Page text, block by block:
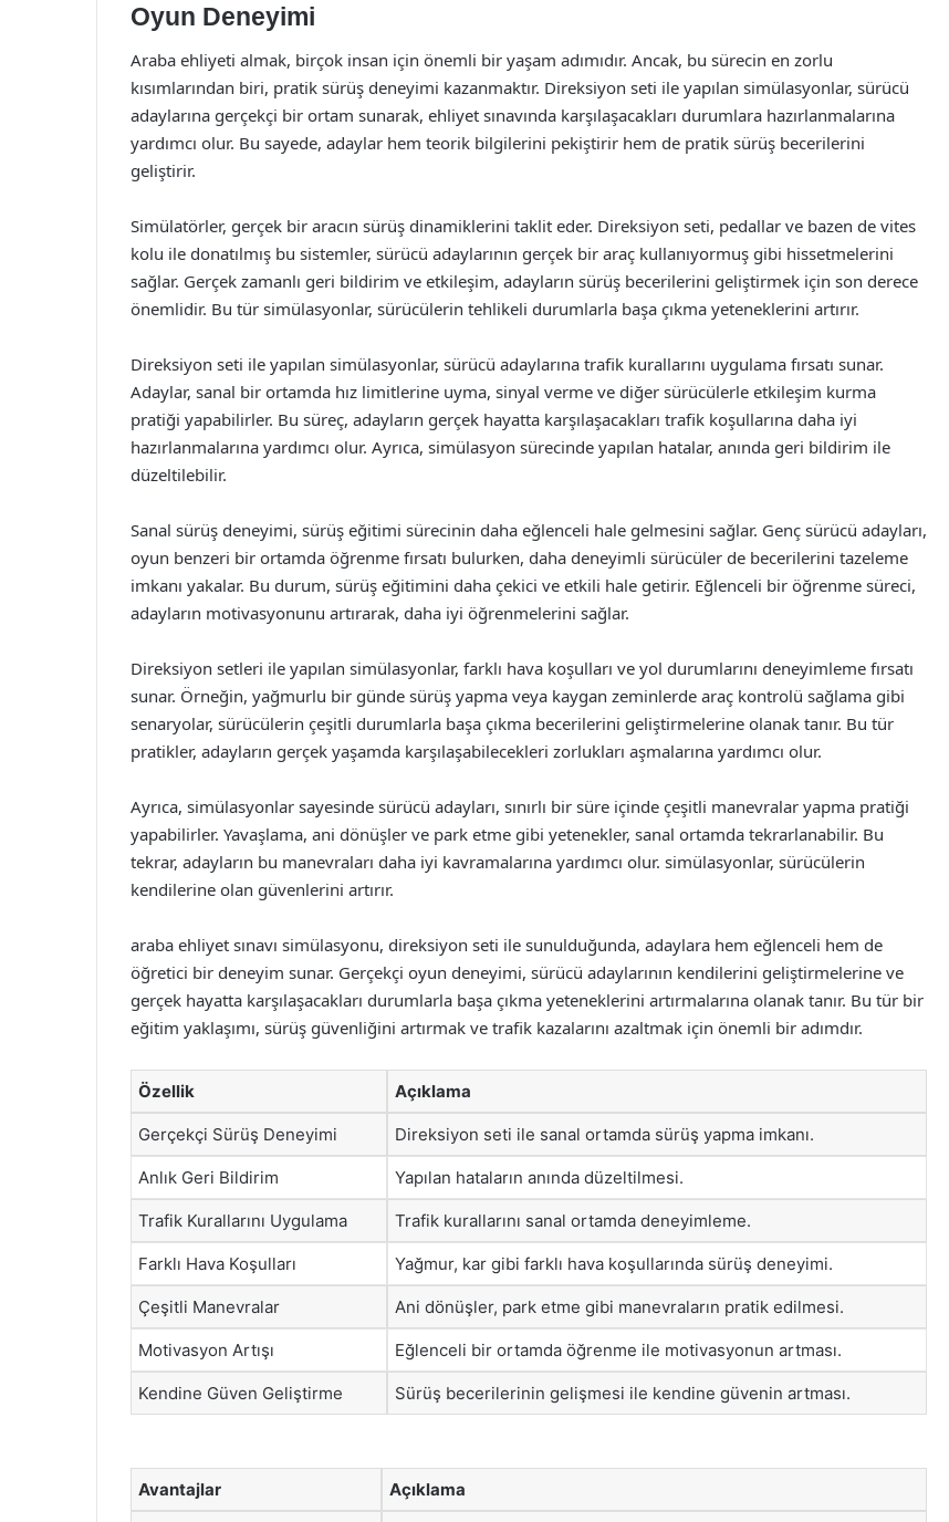
Oyun Deneyimi
Araba ehliyeti almak, birçok insan için önemli bir yaşam adımıdır. Ancak, bu sürecin en zorlu
kısımlarından biri, pratik sürüş deneyimi kazanmaktır. Direksiyon seti ile yapılan simülasyonlar, sürücü
adaylarına gerçekçi bir ortam sunarak, ehliyet sınavında karşılaşacakları durumlara hazırlanmalarına
yardımcı olur. Bu sayede, adaylar hem teorik bilgilerini pekiştirir hem de pratik sürüş becerilerini
geliştirir.
Simülatörler, gerçek bir aracın sürüş dinamiklerini taklit eder. Direksiyon seti, pedallar ve bazen de vites
kolu ile donatılmış bu sistemler, sürücü adaylarının gerçek bir araç kullanıyormuş gibi hissetmelerini
sağlar. Gerçek zamanlı geri bildirim ve etkileşim, adayların sürüş becerilerini geliştirmek için son derece
önemlidir. Bu tür simülasyonlar, sürücülerin tehlikeli durumlarla başa çıkma yeteneklerini artırır.
Direksiyon seti ile yapılan simülasyonlar, sürücü adaylarına trafik kurallarını uygulama fırsatı sunar.
Adaylar, sanal bir ortamda hız limitlerine uyma, sinyal verme ve diğer sürücülerle etkileşim kurma
pratiği yapabilirler. Bu süreç, adayların gerçek hayatta karşılaşacakları trafik koşullarına daha iyi
hazırlanmalarına yardımcı olur. Ayrıca, simülasyon sürecinde yapılan hatalar, anında geri bildirim ile
düzeltilebilir.
Sanal sürüş deneyimi, sürüş eğitimi sürecinin daha eğlenceli hale gelmesini sağlar. Genç sürücü adayları,
oyun benzeri bir ortamda öğrenme fırsatı bulurken, daha deneyimli sürücüler de becerilerini tazeleme
imkanı yakalar. Bu durum, sürüş eğitimini daha çekici ve etkili hale getirir. Eğlenceli bir öğrenme süreci,
adayların motivasyonunu artırarak, daha iyi öğrenmelerini sağlar.
Direksiyon setleri ile yapılan simülasyonlar, farklı hava koşulları ve yol durumlarını deneyimleme fırsatı
sunar. Örneğin, yağmurlu bir günde sürüş yapma veya kaygan zeminlerde araç kontrolü sağlama gibi
senaryolar, sürücülerin çeşitli durumlarla başa çıkma becerilerini geliştirmelerine olanak tanır. Bu tür
pratikler, adayların gerçek yaşamda karşılaşabilecekleri zorlukları aşmalarına yardımcı olur.
Ayrıca, simülasyonlar sayesinde sürücü adayları, sınırlı bir süre içinde çeşitli manevralar yapma pratiği
yapabilirler. Yavaşlama, ani dönüşler ve park etme gibi yetenekler, sanal ortamda tekrarlanabilir. Bu
tekrar, adayların bu manevraları daha iyi kavramalarına yardımcı olur. simülasyonlar, sürücülerin
kendilerine olan güvenlerini artırır.
araba ehliyet sınavı simülasyonu, direksiyon seti ile sunulduğunda, adaylara hem eğlenceli hem de
öğretici bir deneyim sunar. Gerçekçi oyun deneyimi, sürücü adaylarının kendilerini geliştirmelerine ve
gerçek hayatta karşılaşacakları durumlarla başa çıkma yeteneklerini artırmalarına olanak tanır. Bu tür bir
eğitim yaklaşımı, sürüş güvenliğini artırmak ve trafik kazalarını azaltmak için önemli bir adımdır.
Özellik Açıklama
Gerçekçi Sürüş Deneyimi Direksiyon seti ile sanal ortamda sürüş yapma imkanı.
Anlık Geri Bildirim Yapılan hataların anında düzeltilmesi.
Trafik Kurallarını Uygulama Trafik kurallarını sanal ortamda deneyimleme.
Farklı Hava Koşulları Yağmur, kar gibi farklı hava koşullarında sürüş deneyimi.
Çeşitli Manevralar Ani dönüşler, park etme gibi manevraların pratik edilmesi.
Motivasyon Artışı Eğlenceli bir ortamda öğrenme ile motivasyonun artması.
Kendine Güven Geliştirme Sürüş becerilerinin gelişmesi ile kendine güvenin artması.
Avantajlar Açıklama